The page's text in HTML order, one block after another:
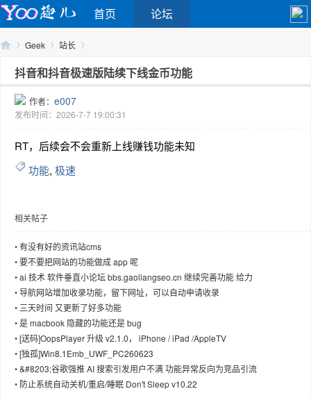
首页 论坛
Geek
›
站长
抖音和抖音极速版陆续下线金币功能
作者： e007
发布时间：2026-7-7 19:00:31
RT，后续会不会重新上线赚钱功能未知
功能, 极速
相关帖子
•有没有好的资讯站cms
•要不要把网站的功能做成 app 呢
•ai 技术 软件垂直小论坛 bbs.gaoliangseo.cn 继续完善功能 给力
•导航网站增加收录功能，留下网址，可以自动申请收录
• 三天时间 又更新了好多功能
•是 macbook 隐藏的功能还是 bug
•[送码]OopsPlayer 升级 v2.1.0， iPhone / iPad /AppleTV
•[独孤]Win8.1Emb_UWF_PC260623
•&#8203;谷歌强推 AI 搜索引发用户不满 功能异常反向为竞品引流
• 防止系统自动关机/重启/睡眠 Don't Sleep v10.22